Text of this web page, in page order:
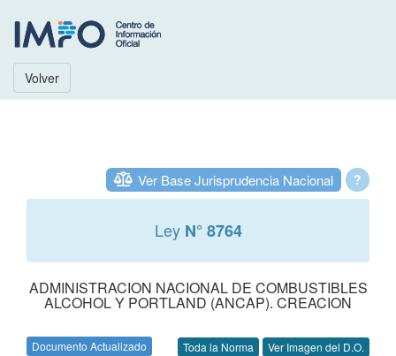
Volver
?
Ver Base Jurisprudencia Nacional
Ley N° 8764
ADMINISTRACION NACIONAL DE COMBUSTIBLES
ALCOHOL Y PORTLAND (ANCAP). CREACION
Documento Actualizado Toda la Norma Ver Imagen del D.O.